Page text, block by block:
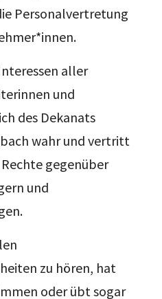
Personalvertretung
aller
und
des Dekanats
wahr und vertritt
gegenüber
und
zu hören, hat
oder übt sogar